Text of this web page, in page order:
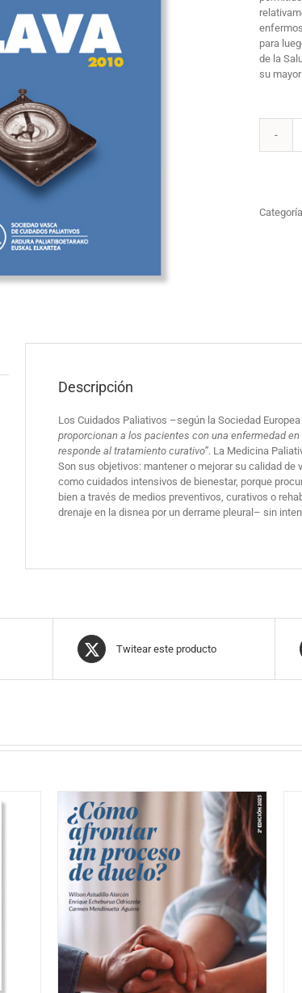
para
de la
su
Descripción
Los Cuidados Paliativos –según la Sociedad
proporcionan a los pacientes con una enfermedad
responde al tratamiento curativo”. La Medicina
Son sus objetivos: mantener o mejorar su calidad
como cuidados intensivos de bienestar, porque
bien a través de medios preventivos, curativos o
drenaje en la disnea por un derrame pleural– sin
Twitear este producto